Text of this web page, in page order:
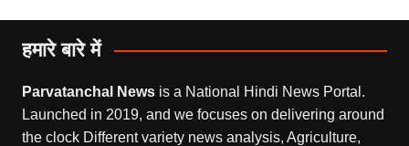
हमारे बारे में
Parvatanchal Newsis a National Hindi News Portal.
Launched in 2019, and we focuses on delivering around
the clock Different variety news analysis, Agriculture,